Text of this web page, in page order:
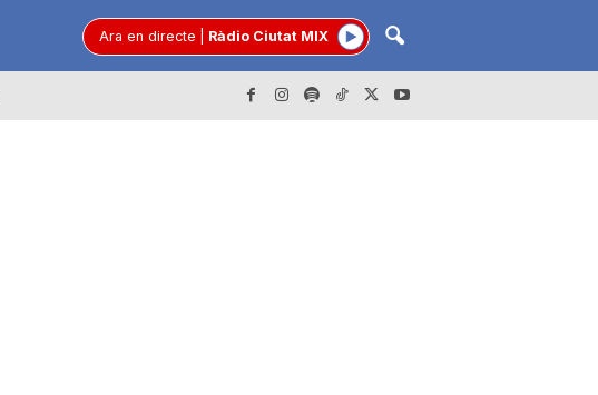
Ara en directe Ràdio Ciutat MIX